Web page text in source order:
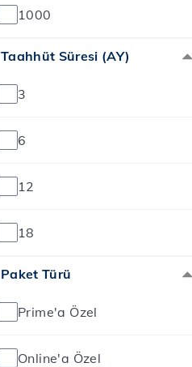
1000
Taahhüt Süresi (AY)
3
6
12
18
Paket Türü
Prime'a Özel
Online'a Özel